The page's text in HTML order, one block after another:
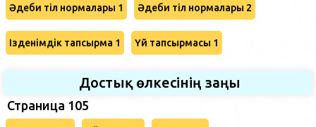
Әдеби тіл нормалары 1 Әдеби тіл нормалары 2
Ізденімдік тапсырма 1 Үй тапсырмасы 1
Достық өлкесінің заңы
Страница 105